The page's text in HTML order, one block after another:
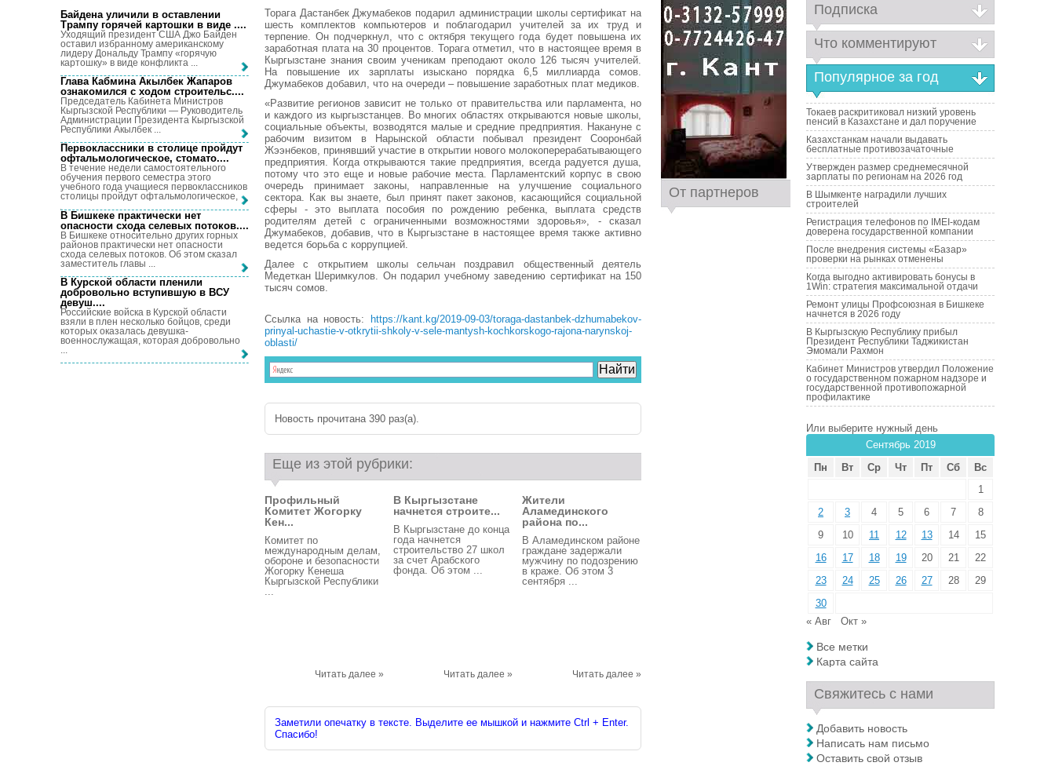
Торага Дастанбек Джумабеков подарил администрации школы сертификат на
шесть комплектов компьютеров и поблагодарил учителей за их труд и
терпение. Он подчеркнул, что с октября текущего года будет повышена их
заработная плата на 30 процентов. Торага отметил, что в настоящее время в
Кыргызстане знания своим ученикам преподают около 126 тысяч учителей.
На повышение их зарплаты изыскано порядка 6,5 миллиарда сомов.
Джумабеков добавил, что на очереди – повышение заработных плат медиков.
«Развитие регионов зависит не только от правительства или парламента, но
и каждого из кыргызстанцев. Во многих областях открываются новые школы,
социальные объекты, возводятся малые и средние предприятия. Накануне с
рабочим визитом в Нарынской области побывал президент Сооронбай
Жээнбеков, принявший участие в открытии нового молокоперерабатывающего
предприятия. Когда открываются такие предприятия, всегда радуется душа,
потому что это еще и новые рабочие места. Парламентский корпус в свою
очередь принимает законы, направленные на улучшение социального
сектора. Как вы знаете, был принят пакет законов, касающийся социальной
сферы - это выплата пособия по рождению ребенка, выплата средств
родителям детей с ограниченными возможностями здоровья», - сказал
Джумабеков, добавив, что в Кыргызстане в настоящее время также активно
ведется борьба с коррупцией.
Далее с открытием школы сельчан поздравил общественный деятель
Медеткан Шеримкулов. Он подарил учебному заведению сертификат на 150
тысяч сомов.
Ссылка на новость:
https://kant.kg/2019-09-03/toraga-dastanbek-dzhumabekov-
prinyal-uchastie-v-otkrytii-shkoly-v-sele-mantysh-kochkorskogo-rajona-narynskoj-
oblasti/
Новость прочитана 390 раз(a).
Еще из этой рубрики:
Профильный
Комитет Жогорку
Кен...
Комитет по
международным делам,
обороне и безопасности
Жогорку Кенеша
Кыргызской Республики
...
Читать далее »
В Кыргызстане
начнется строите...
В Кыргызстане до конца
года начнется
строительство 27 школ
за счет Арабского
фонда. Об этом ...
Читать далее »
Жители
Аламединского
района по...
В Аламединском районе
граждане задержали
мужчину по подозрению
в краже. Об этом 3
сентября ...
Читать далее »
Заметили опечатку в тексте. Выделите ее мышкой и нажмите Ctrl + Enter.
Спасибо!
Байдена уличили в оставлении
Трампу горячей картошки в виде ....
Уходящий президент США Джо Байден
оставил избранному американскому
лидеру Дональду Трампу «горячую
картошку» в виде конфликта ...
Глава Кабмина Акылбек Жапаров
ознакомился с ходом строительс....
Председатель Кабинета Министров
Кыргызской Республики — Руководитель
Администрации Президента Кыргызской
Республики Акылбек ...
Первоклассники в столице пройдут
офтальмологическое, стомато....
В течение недели самостоятельного
обучения первого семестра этого
учебного года учащиеся первоклассников
столицы пройдут офтальмологическое, ...
В Бишкеке практически нет
опасности схода селевых потоков....
В Бишкеке относительно других горных
районов практически нет опасности
схода селевых потоков. Об этом сказал
заместитель главы ...
В Курской области пленили
добровольно вступившую в ВСУ
девуш....
Российские войска в Курской области
взяли в плен несколько бойцов, среди
которых оказалась девушка-
военнослужащая, которая добровольно
...
От партнеров
Подписка
Что комментируют
Популярное за год
Токаев раскритиковал низкий уровень
пенсий в Казахстане и дал поручение
Казахстанкам начали выдавать
бесплатные противозачаточные
Утвержден размер среднемесячной
зарплаты по регионам на 2026 год
В Шымкенте наградили лучших
строителей
Регистрация телефонов по IMEI-кодам
доверена государственной компании
После внедрения системы «Базар»
проверки на рынках отменены
Когда выгодно активировать бонусы в
1Win: стратегия максимальной отдачи
Ремонт улицы Профсоюзная в Бишкеке
начнется в 2026 году
В Кыргызскую Республику прибыл
Президент Республики Таджикистан
Эмомали Рахмон
Кабинет Министров утвердил Положение
о государственном пожарном надзоре и
государственной противопожарной
профилактике
Или выберите нужный день
Сентябрь 2019
Пн
Вт Ср Чт Пт Сб
Вс
1
2
3 4 5 6 7
8
9
10 11 12 13 14
15
16
17 18 19 20 21
22
23
24 25 26 27 28
29
30
« Авг
Окт »
Все метки
Карта сайта
Свяжитесь с нами
Добавить новость
Написать нам письмо
Оставить свой отзыв